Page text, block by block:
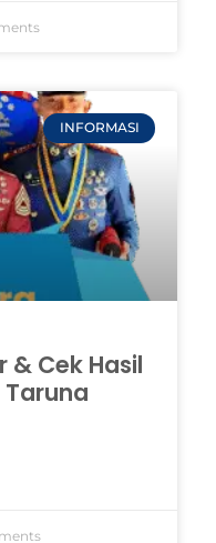
INFORMASI
& Cek Hasil
Taruna